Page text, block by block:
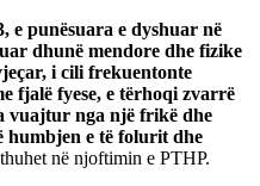
e punësuara e dyshuar në
dhunë mendore dhe fizike
i cili frekuentonte
fjalë fyese, e tërhoqi zvarrë
vuajtur nga një frikë dhe
humbjen e të folurit dhe
thuhet në njoftimin e PTHP.